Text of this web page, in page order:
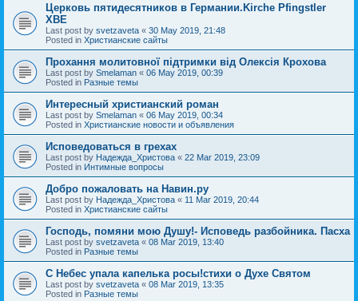
Церковь пятидесятников в Германии.Kirche Pfingstler
ХВЕ
Last post by svetzaveta « 30 May 2019, 21:48
Posted in Христианские сайты
Прохання молитовної підтримки від Олексія Крохова
Last post by Smelaman « 06 May 2019, 00:39
Posted in Разные темы
Интересный христианский роман
Last post by Smelaman « 06 May 2019, 00:34
Posted in Христианские новости и объявления
Исповедоваться в грехах
Last post by Надежда_Христова « 22 Mar 2019, 23:09
Posted in Интимные вопросы
Добро пожаловать на Навин.ру
Last post by Надежда_Христова « 11 Mar 2019, 20:44
Posted in Христианские сайты
Господь, помяни мою Душу!- Исповедь разбойника. Пасха
Last post by svetzaveta « 08 Mar 2019, 13:40
Posted in Разные темы
C Небес упала капелька росы!стихи о Духе Святом
Last post by svetzaveta « 08 Mar 2019, 13:35
Posted in Разные темы